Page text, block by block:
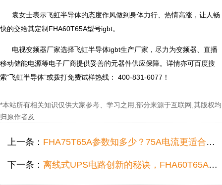
袁女士表示飞虹半导体的态度作风做到身体力行、热情高涨，让人畅
快的交给其定制FHA60T65A型号igbt。
电视变频器厂家选择飞虹半导体igbt生产厂家，尽力为变频器、直播
移动储能电源等电子厂商提供妥善的元器件供应保障。详情亦可百度搜
索“飞虹半导体”或拨打免费试样热线： 400-831-6077！
*本站所有相关知识仅供大家参考、学习之用,部分来源于互联网,其版权均
归原作者及
上一条： FHA75T65A参数知多少？75A电流更适合在按摩器变频器中应用
下一条： 离线式UPS电路创新的秘诀，FHA60T65A大功率IGBT管全方位参数点评